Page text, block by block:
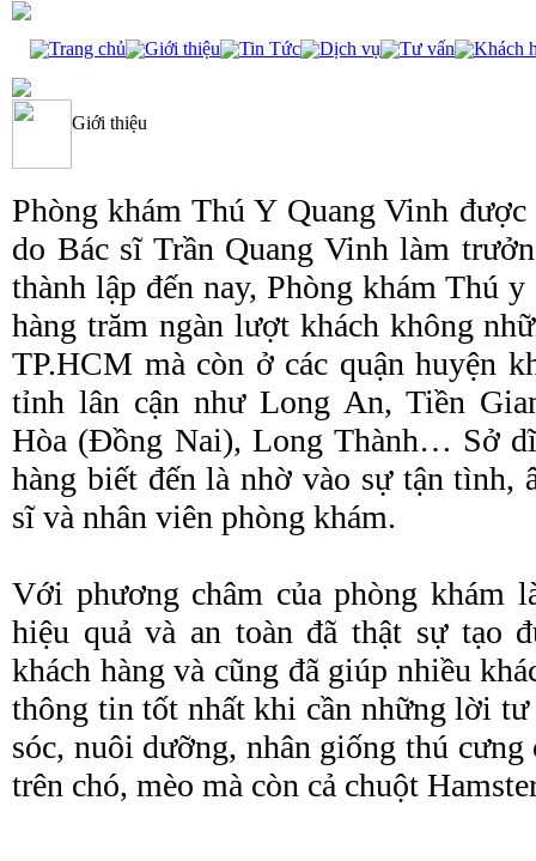
Trang chủ Giới thiệu Tin Tức Dịch vụ Tư vấn Khách
Giới thiệu
Phòng khám Thú Y Quang Vinh
do Bác sĩ Trần Quang Vinh làm
thành lập đến nay, Phòng khám Thú
hàng trăm ngàn lượt khách không
TP.HCM mà còn ở các quận huyện
tỉnh lân cận như Long An, Tiền
Hòa (Đồng Nai), Long Thành… Sở
hàng biết đến là nhờ vào sự tận tình,
sĩ và nhân viên phòng khám.
Với phương châm của phòng khám
hiệu quả và an toàn đã thật sự tạo
khách hàng và cũng đã giúp nhiều
thông tin tốt nhất khi cần những lời tư
sóc, nuôi dưỡng, nhân giống thú
trên chó, mèo mà còn cả chuột